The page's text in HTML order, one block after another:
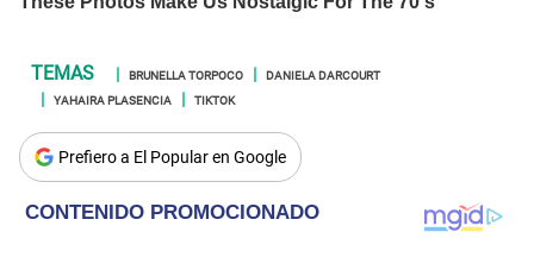
BRUNELLA TORPOCO
DANIELA DARCOURT
YAHAIRA PLASENCIA
TIKTOK
Prefiero a El Popular en Google